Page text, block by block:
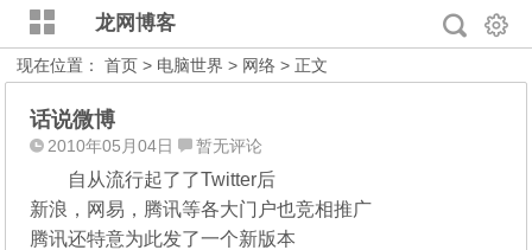
龙网博客
现在位置：首页 > 电脑世界 > 网络 > 正文
话说微博
2010年05月04日 暂无评论
自从流行起了了Twitter后
新浪，网易，腾讯等各大门户也竞相推广
腾讯还特意为此发了一个新版本